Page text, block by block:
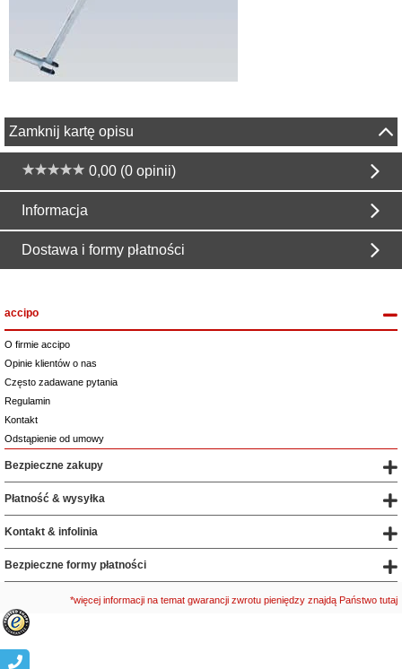
Zamknij kartę opisu
0,00 (0 opinii)
Informacja
Dostawa i formy płatności
accipo
O firmie accipo
Opinie klientów o nas
Często zadawane pytania
Regulamin
Kontakt
Odstąpienie od umowy
Bezpieczne zakupy
Płatność & wysyłka
Kontakt & infolinia
Bezpieczne formy płatności
*więcej informacji na temat gwarancji zwrotu pieniędzy znajdą Państwo tutaj